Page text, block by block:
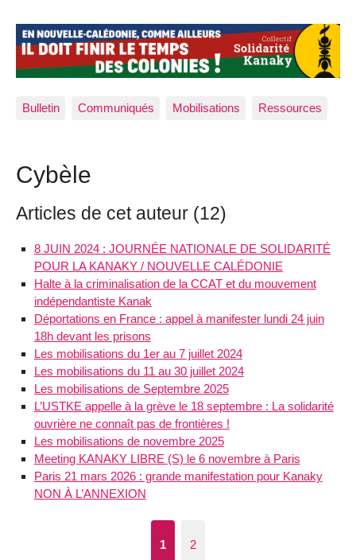
Bulletin Communiqués Mobilisations Ressources
Cybèle
Articles de cet auteur (12)
8 JUIN 2024 : JOURNÉE NATIONALE DE SOLIDARITÉ
POUR LA KANAKY / NOUVELLE CALÉDONIE
Halte à la criminalisation de la CCAT et du mouvement
indépendantiste Kanak
Déportations en France : appel à manifester lundi 24 juin
18h devant les prisons
Les mobilisations du 1er au 7 juillet 2024
Les mobilisations du 11 au 30 juillet 2024
Les mobilisations de Septembre 2025
L’USTKE appelle à la grève le 18 septembre : La solidarité
ouvrière ne connaît pas de frontières !
Les mobilisations de novembre 2025
Meeting KANAKY LIBRE (S) le 6 novembre à Paris
Paris 21 mars 2026 : grande manifestation pour Kanaky
NON À L’ANNEXION
1 2